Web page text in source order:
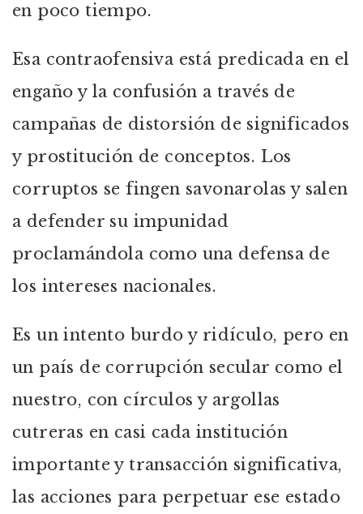
en poco tiempo.
Esa contraofensiva está predicada en el
engaño y la confusión a través de
campañas de distorsión de significados
y prostitución de conceptos. Los
corruptos se fingen savonarolas y salen
a defender su impunidad
proclamándola como una defensa de
los intereses nacionales.
Es un intento burdo y ridículo, pero en
un país de corrupción secular como el
nuestro, con círculos y argollas
cutreras en casi cada institución
importante y transacción significativa,
las acciones para perpetuar ese estado